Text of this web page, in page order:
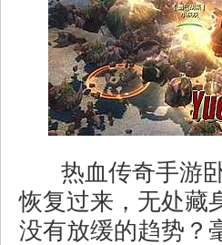
热血传奇手游
恢复过来，无处藏
没有放缓的趋势？